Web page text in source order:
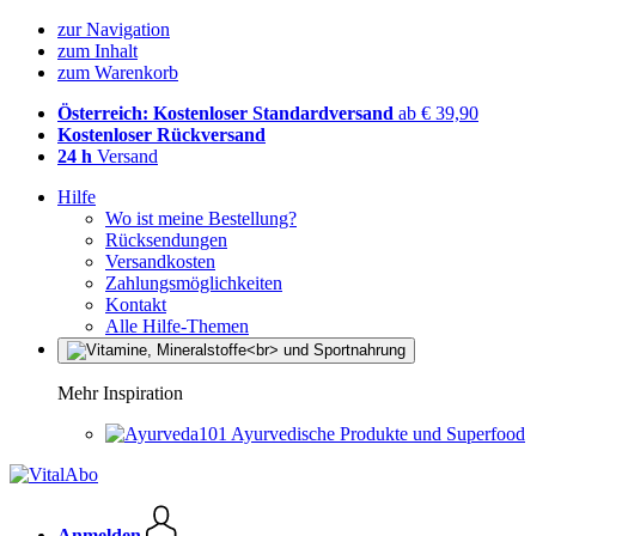
zur Navigation
zum Inhalt
zum Warenkorb
Österreich: Kostenloser Standardversand ab € 39,90
Kostenloser Rückversand
24 h Versand
Hilfe
Wo ist meine Bestellung?
Rücksendungen
Versandkosten
Zahlungsmöglichkeiten
Kontakt
Alle Hilfe-Themen
Mehr Inspiration
Ayurvedische Produkte und Superfood